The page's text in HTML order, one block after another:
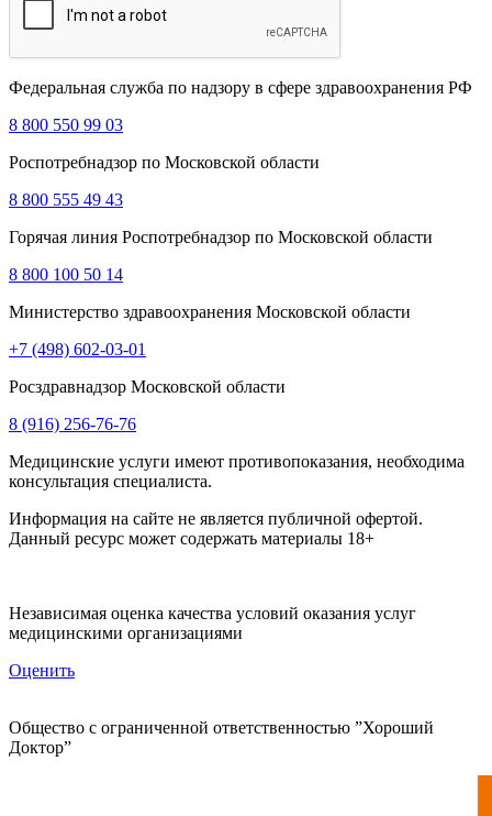
Федеральная служба по надзору в сфере здравоохранения РФ
8 800 550 99 03
Роспотребнадзор по Московской области
8 800 555 49 43
Горячая линия Роспотребнадзор по Московской области
8 800 100 50 14
Министерство здравоохранения Московской области
+7 (498) 602-03-01
Росздравнадзор Московской области
8 (916) 256-76-76
Медицинские услуги имеют противопоказания, необходима
консультация специалиста.
Информация на сайте не является публичной офертой.
Данный ресурс может содержать материалы 18+
Независимая оценка качества условий оказания услуг
медицинскими организациями
Оценить
Общество с ограниченной ответственностью ”Хороший
Доктор”